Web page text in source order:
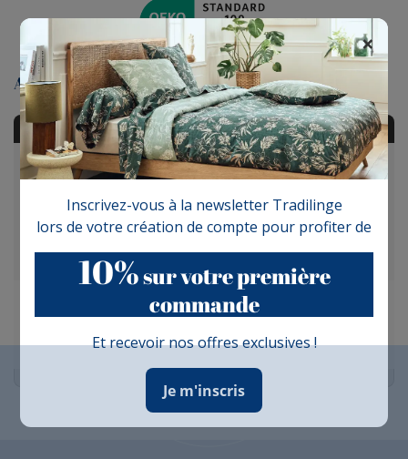
Avis clients
AVIS À PROPOS DU PRODUIT
VOIR L'ATTESTATION 10/10
Parfait
×
Inscrivez-vous à la newsletter Tradilinge
lors de votre création de compte pour profiter de
10%sur votre première
commande
Et recevoir nos offres exclusives !
Je m'inscris